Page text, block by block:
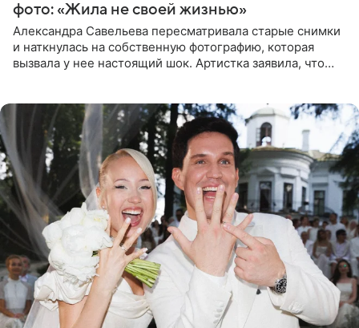
фото: «Жила не своей жизнью»
Александра Савельева пересматривала старые снимки
и наткнулась на собственную фотографию, которая
вызвала у нее настоящий шок. Артистка заявила, что